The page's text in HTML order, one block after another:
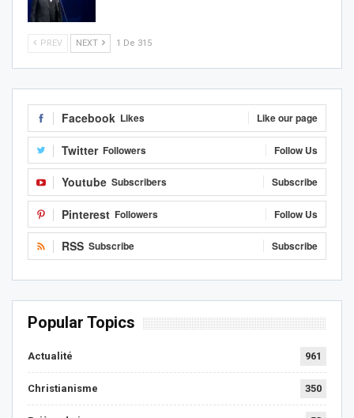
PREV NEXT 1 De 315
Facebook Likes Like our page
Twitter Followers Follow Us
Youtube Subscribers Subscribe
Pinterest Followers Follow Us
RSS Subscribe Subscribe
Popular Topics
Actualité 961
Christianisme 350